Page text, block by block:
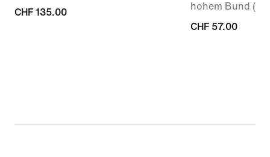
CHF 135.00
CHF 135.00
hohem Bund
CHF 57.00
CHF 57.00